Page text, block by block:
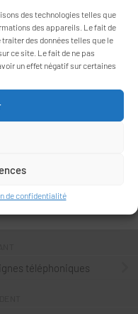
des technologies telles que
des appareils. Le fait de
des données telles que le
ce site. Le fait de ne pas
un effet négatif sur certaines
de confidentialité
téléphoniques